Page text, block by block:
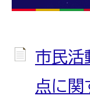
市民活
点に関